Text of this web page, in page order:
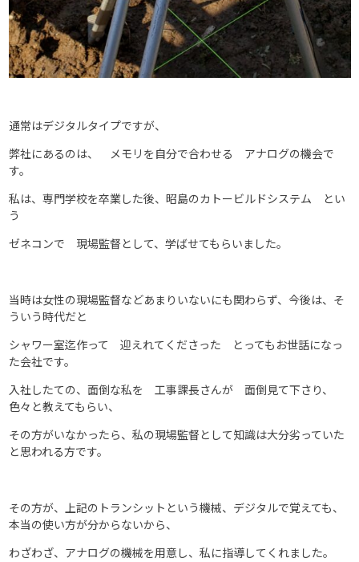
通常はデジタルタイプですが、
弊社にあるのは、 メモリを自分で合わせる アナログの機会で
す。
私は、専門学校を卒業した後、昭島のカトービルドシステム とい
う
ゼネコンで 現場監督として、学ばせてもらいました。
当時は女性の現場監督などあまりいないにも関わらず、今後は、そ
ういう時代だと
シャワー室迄作って 迎えれてくださった とってもお世話になっ
た会社です。
入社したての、面倒な私を 工事課長さんが 面倒見て下さり、
色々と教えてもらい、
その方がいなかったら、私の現場監督として知識は大分劣っていた
と思われる方です。
その方が、上記のトランシットという機械、デジタルで覚えても、
本当の使い方が分からないから、
わざわざ、アナログの機械を用意し、私に指導してくれました。